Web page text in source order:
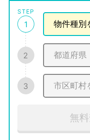
STEP
1
2
3
無